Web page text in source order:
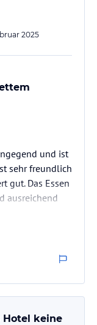
2025
und ist
sehr freundlich
gut. Das Essen
ausreichend
Hotel keine